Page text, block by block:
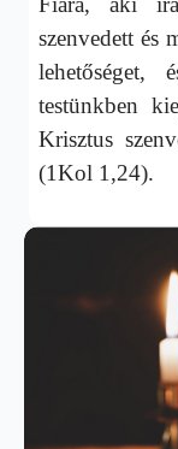
szenvedett és
lehetőséget,
testünkben
Krisztus
(1Kol 1,24).